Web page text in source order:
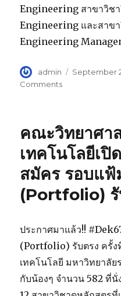
Engineering สาขาวิช
Engineering และสาขา
Engineering
Author
admin
Posted
September
Comments
คณะ
เทคโนโลยี
อุตสาหกรรม
เปิด
รับ
สมัคร
รอบ
Portfolio
(รับ
ตรง)
ครั้ง
ที่
คณะวิทยาศา
เทคโนโลยีเปิ
สมัคร รอบแฟ้
(Portfolio) รั
ประกาศมาแล้ว!!
(Portfolio) รับตรง ครั้
เทคโนโลยี มหาวิทยาลั
กับน้องๆ จำนวน 582 ที่